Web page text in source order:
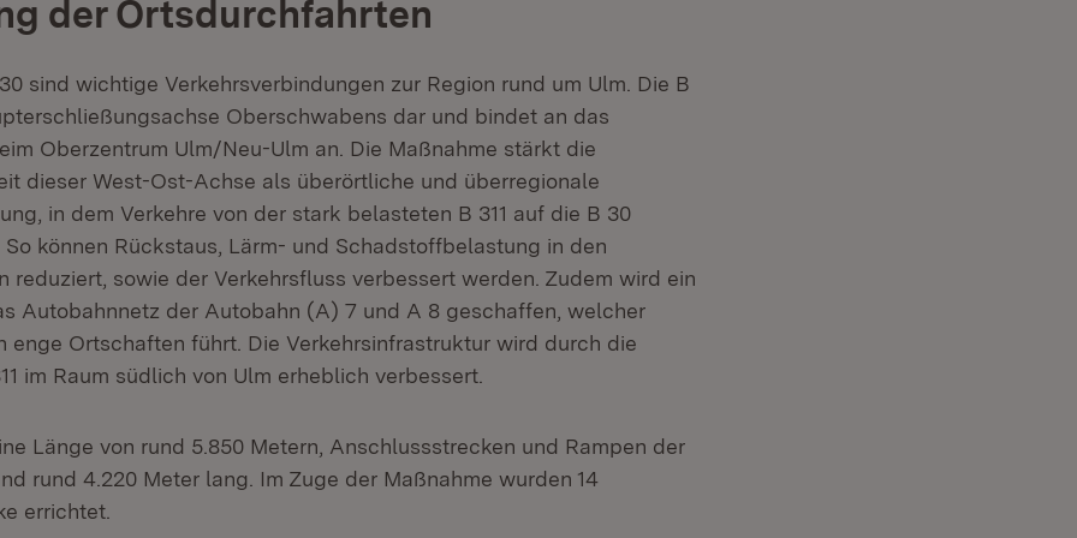
der Ortsdurchfahrten
sind wichtige Verkehrsverbindungen zur Region rund um Ulm. Die B
Oberschwabens dar und bindet an das
Oberzentrum Ulm/Neu-Ulm an. Die Maßnahme stärkt die
dieser West-Ost-Achse als überörtliche und überregionale
in dem Verkehre von der stark belasteten B 311 auf die B 30
können Rückstaus, Lärm- und Schadstoffbelastung in den
reduziert, sowie der Verkehrsfluss verbessert werden. Zudem wird ein
Autobahnnetz der Autobahn (A) 7 und A 8 geschaffen, welcher
enge Ortschaften führt. Die Verkehrsinfrastruktur wird durch die
im Raum südlich von Ulm erheblich verbessert.
Länge von rund 5.850 Metern, Anschlussstrecken und Rampen der
rund 4.220 Meter lang. Im Zuge der Maßnahme wurden 14
errichtet.